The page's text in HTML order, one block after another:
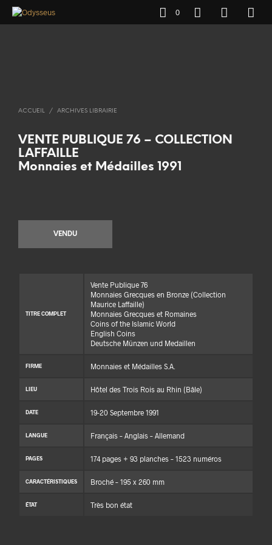
0
ACCUEIL / ARCHIVES LIBRAIRIE
VENTE PUBLIQUE 76 – COLLECTION
LAFFAILLE
Monnaies et Médailles 1991
VENDU
TITRE COMPLET
Vente Publique 76
Monnaies Grecques en Bronze (Collection
Maurice Laffaille)
Monnaies Grecques et Romaines
Coins of the Islamic World
English Coins
Deutsche Münzen und Medaillen
FIRME Monnaies et Médailles S.A.
LIEU Hôtel des Trois Rois au Rhin (Bâle)
DATE 19-20 Septembre 1991
LANGUE Français – Anglais – Allemand
PAGES 174 pages + 93 planches – 1523 numéros
CARACTÉRISTIQUES Broché – 195 x 260 mm
ÉTAT Très bon état